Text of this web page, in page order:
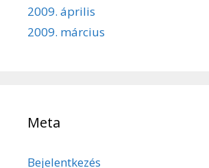
2009. április
2009. március
Meta
Bejelentkezés